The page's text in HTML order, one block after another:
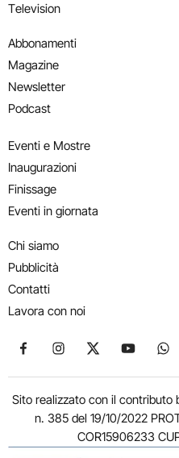
Television
Abbonamenti
Magazine
Newsletter
Podcast
Eventi e Mostre
Inaugurazioni
Finissage
Eventi in giornata
Chi siamo
Pubblicità
Contatti
Lavora con noi
Seguici su Facebook
Seguici su Instagram
Seguici su X
Seguici
Sito realizzato con il contributo
n. 385 del 19/10/2022
COR15906233